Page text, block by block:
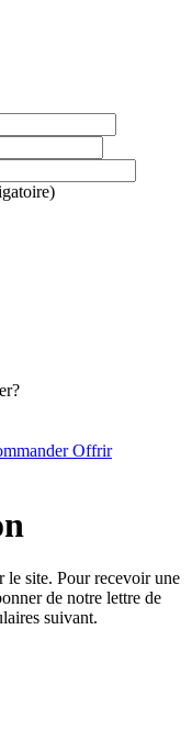
Offrir
le site. Pour recevoir une
de notre lettre de
suivant.